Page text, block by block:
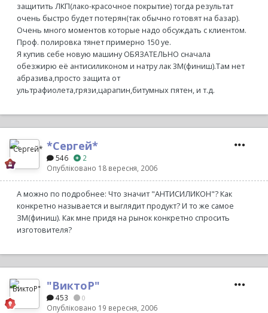
защитить ЛКП(лако-красочное покрытие) тогда результат
очень быстро будет потерян(так обычно готовят на базар).
Очень много моментов которые надо обсуждать с клиентом.
Проф. полировка тянет примерно 150 уе.
Я купив себе новую машину ОБЯЗАТЕЛЬНО сначала
обезжирю её антисиликоном и натру лак 3М(финиш).Там нет
абразива,просто защита от
ультрафиолета,грязи,царапин,битумных пятен, и т.д.
*Сергей*
546
2
Опубліковано 18 вересня, 2006
А можно по подробнее: Что значит "АНТИСИЛИКОН"? Как
конкретно называется и выглядит продукт? И то же самое
ЗМ(финиш). Как мне придя на рынок конкретно спросить
изготовителя?
"ВиктоР"
453 0
Опубліковано 19 вересня, 2006